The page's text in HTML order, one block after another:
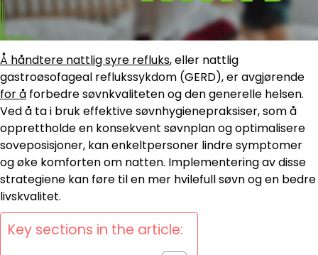
Å håndtere nattlig syre refluks, eller nattlig
gastroøsofageal reflukssykdom (GERD), er avgjørende
for å forbedre søvnkvaliteten og den generelle helsen.
Ved å ta i bruk effektive søvnhygienepraksiser, som å
opprettholde en konsekvent søvnplan og optimalisere
soveposisjoner, kan enkeltpersoner lindre symptomer
og øke komforten om natten. Implementering av disse
strategiene kan føre til en mer hvilefull søvn og en bedre
livskvalitet.
Key sections in the article: